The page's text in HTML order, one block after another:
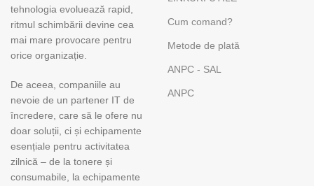
tehnologia evoluează rapid,
ritmul schimbării devine cea
mai mare provocare pentru
orice organizație.
De aceea, companiile au
nevoie de un partener IT de
încredere, care să le ofere nu
doar soluții, ci și echipamente
esențiale pentru activitatea
zilnică – de la tonere și
consumabile, la echipamente
Cum comand?
Metode de plată
ANPC - SAL
ANPC